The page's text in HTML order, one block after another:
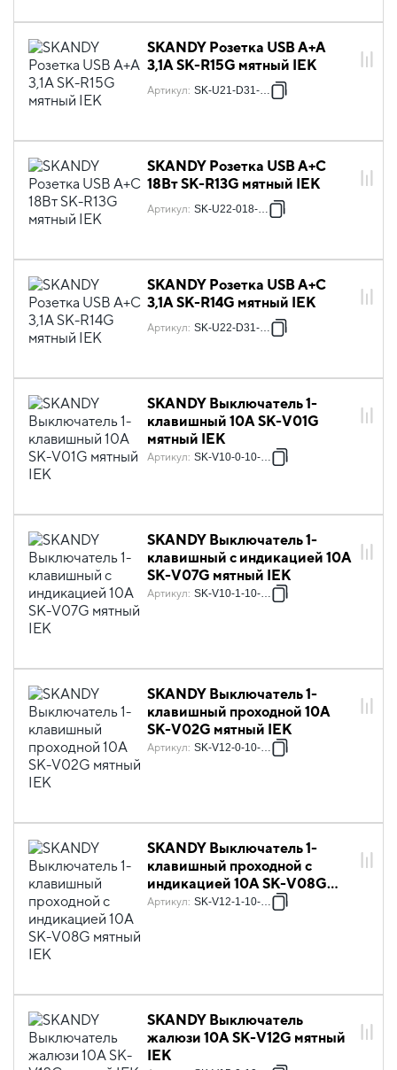
SKANDY Розетка USB A+A
3,1А SK-R15G мятный IEK
Артикул: SK-U21-D31-K06
SKANDY Розетка USB A+C
18Вт SK-R13G мятный IEK
Артикул: SK-U22-018-K06
SKANDY Розетка USB A+C
3,1А SK-R14G мятный IEK
Артикул: SK-U22-D31-K06
SKANDY Выключатель 1-
клавишный 10А SK-V01G
мятный IEK
Артикул: SK-V10-0-10-K06
SKANDY Выключатель 1-
клавишный с индикацией 10А
SK-V07G мятный IEK
Артикул: SK-V10-1-10-K06
SKANDY Выключатель 1-
клавишный проходной 10А
SK-V02G мятный IEK
Артикул: SK-V12-0-10-K06
SKANDY Выключатель 1-
клавишный проходной с
индикацией 10А SK-V08G
мятный IEK
Артикул: SK-V12-1-10-K06
SKANDY Выключатель
жалюзи 10А SK-V12G мятный
IEK